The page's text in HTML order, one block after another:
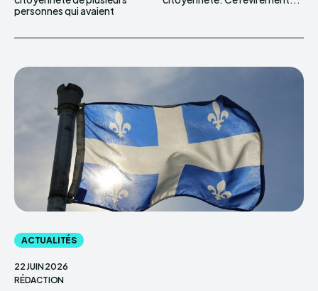
personnes qui avaient
ACTUALITÉS
22 JUIN 2026
RÉDACTION